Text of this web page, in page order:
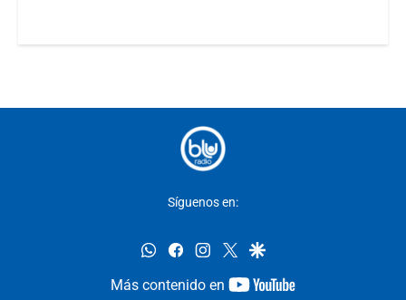
Síguenos en:
whatsappfacebookinstagram
twittergoogle
Más contenido en
youtube-